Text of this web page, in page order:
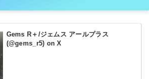
Gems R＋/ジェムス アールプラス
(@gems_r5) on X